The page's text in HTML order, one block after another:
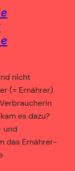
nicht
(= Ernährer)
es dazu?
und
das Ernährer-